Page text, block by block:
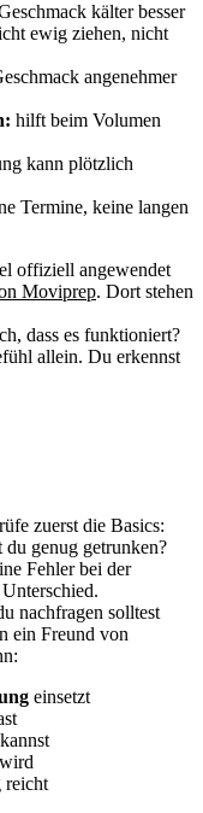
kälter besser
ewig ziehen, nicht
angenehmer
hilft beim Volumen
kann plötzlich
Termine, keine langen
offiziell angewendet
Moviprep. Dort stehen
dass es funktioniert?
allein. Du erkennst
zuerst die Basics:
genug getrunken?
Fehler bei der
nachfragen solltest
ein Freund von
einsetzt
reicht